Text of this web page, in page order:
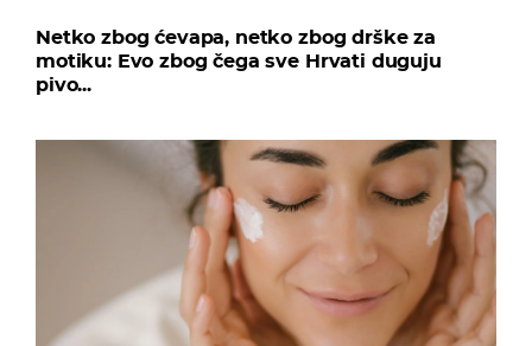
Netko zbog ćevapa, netko zbog drške za
motiku: Evo zbog čega sve Hrvati duguju
pivo...